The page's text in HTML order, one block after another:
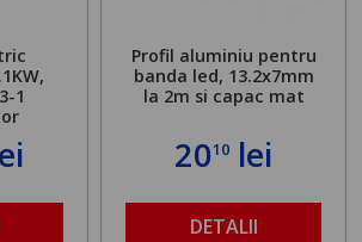
1
Profil aluminiu pentru
banda led, 13.2x7mm
la 2m si capac mat
2010 lei
DETALII